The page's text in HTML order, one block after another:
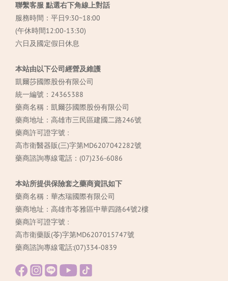
聯繫客服 點選右下角線上對話
服務時間：平日9:30~18:00
(午休時間12:00-13:30)
六日及國定假日休息
本站由以下公司經營及維護
凱爾莎國際股份有限公司
統一編號：24365388
藥商名稱：凱爾莎國際股份有限公司
藥商地址：高雄市三民區建國二路246號
藥商許可證字號 :
高市衛醫器販(三)字第MD6207042282號
藥商諮詢專線電話：(07)236-6086
本站所提供保險套之藥商資訊如下
藥商名稱：華杰瑞國際有限公司
藥商地址：高雄市苓雅區中華四路64號2樓
藥商許可證字號 :
高市衛藥販(苓)字第MD6207015747號
藥商諮詢專線電話:(07)334-0839